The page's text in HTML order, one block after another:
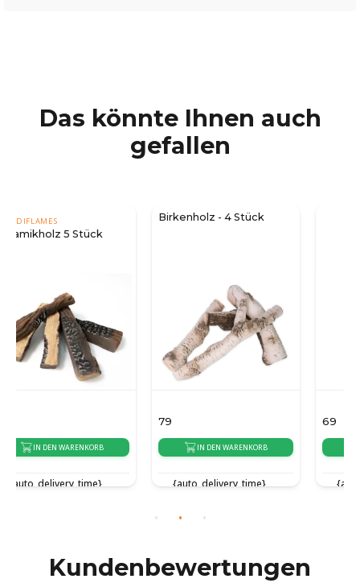
Das könnte Ihnen auch
gefallen
Birkenholz - 4 Stück
IN DEN WARENKORB
{auto_delivery_time}
Dekoholz für Bioethanol
IN DEN WARENKORB
{auto_delivery_time}
Kundenbewertungen